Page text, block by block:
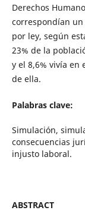
Derechos
correspondían un
por ley, según
23% de la
y el 8,6% vivía
de ella.
Palabras clave:
Simulación,
consecuencias
injusto laboral.
ABSTRACT